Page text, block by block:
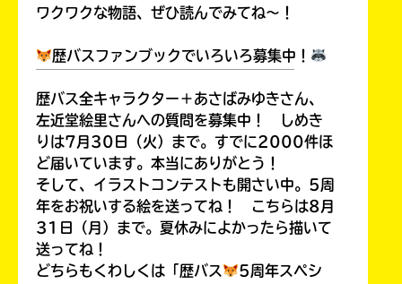
ワクワクな物語、ぜひ読んでみてね～！
歴バスファンブックでいろいろ募集中！
歴バス全キャラクター＋あさばみゆきさん、
左近堂絵里さんへの質問を募集中！ しめき
りは7月30日（火）まで。すでに2000件ほ
ど届いています。本当にありがとう！
そして、イラストコンテストも開さい中。5周
年をお祝いする絵を送ってね！ こちらは8月
31日（月）まで。夏休みによかったら描いて
送ってね！
どちらもくわしくは「歴バス
5周年スペシ